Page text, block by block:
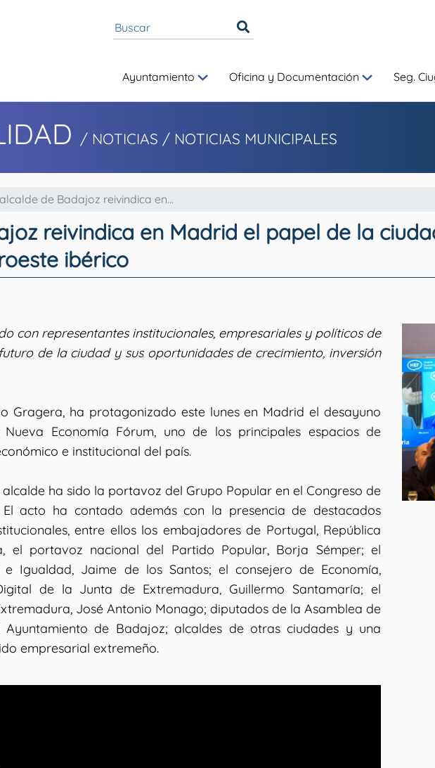
Ayuntamiento Oficina y Documentación Seg.
/ NOTICIAS / NOTICIAS MUNICIPALES
de Badajoz reivindica en...
reivindica en Madrid el papel de la
ibérico
con representantes institucionales, empresariales y políticos de
de la ciudad y sus oportunidades de crecimiento, inversión
Gragera, ha protagonizado este lunes en Madrid el desayuno
Economía Fórum, uno de los principales espacios de
e institucional del país.
ha sido la portavoz del Grupo Popular en el Congreso de
El acto ha contado además con la presencia de destacados
entre ellos los embajadores de Portugal, República
el portavoz nacional del Partido Popular, Borja Sémper; el
e Igualdad, Jaime de los Santos; el consejero de Economía,
de la Junta de Extremadura, Guillermo Santamaría; el
José Antonio Monago; diputados de la Asamblea de
Ayuntamiento de Badajoz; alcaldes de otras ciudades y una
empresarial extremeño.